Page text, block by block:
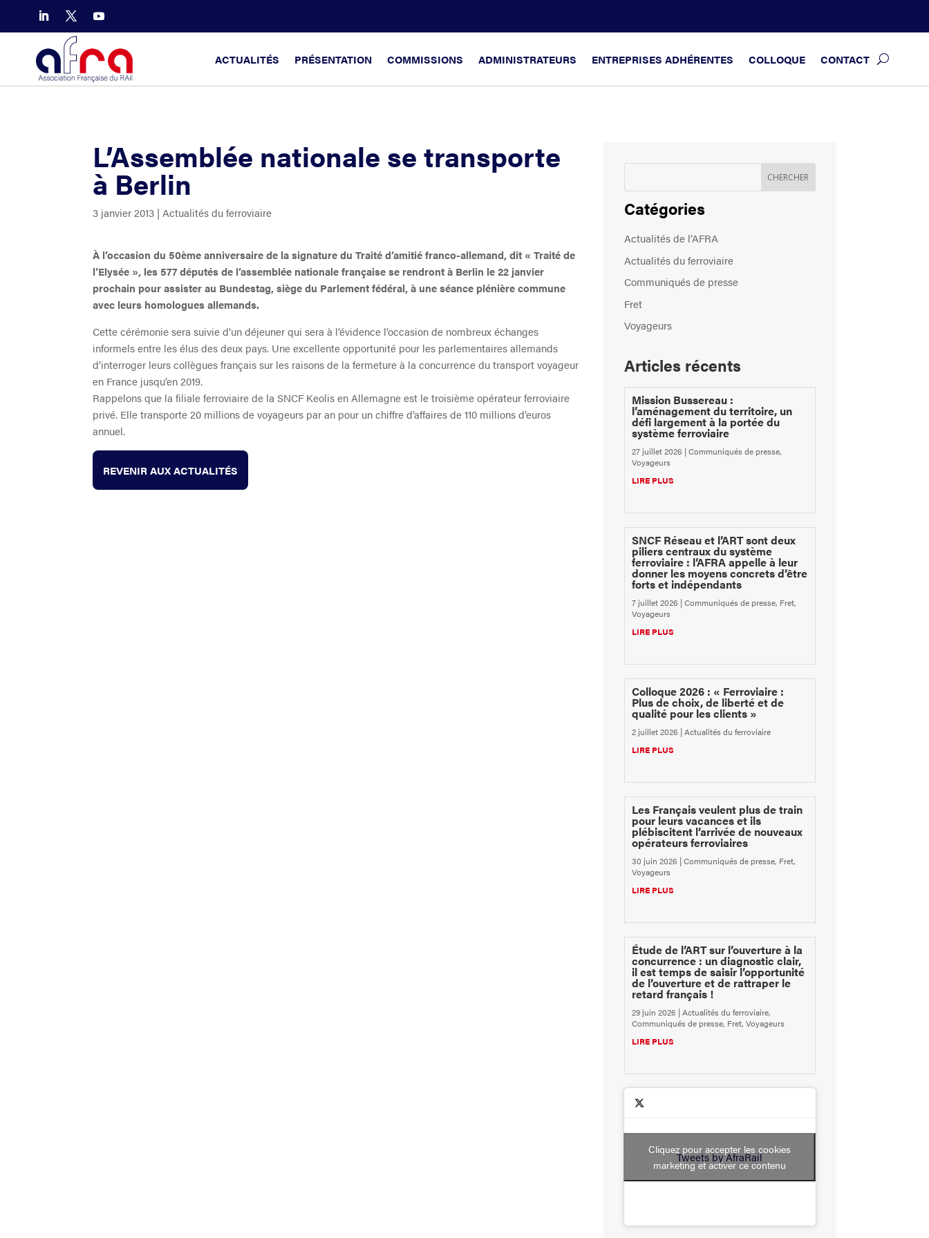
ACTUALITÉS PRÉSENTATION COMMISSIONS ADMINISTRATEURS ENTREPRISES ADHÉRENTES COLLOQUE CONTACT
L’Assemblée nationale se transporte
à Berlin
3 janvier 2013 | Actualités du ferroviaire
À l’occasion du 50ème anniversaire de la signature du Traité d’amitié franco-allemand, dit « Traité de
l’Elysée », les 577 députés de l’assemblée nationale française se rendront à Berlin le 22 janvier
prochain pour assister au Bundestag, siège du Parlement fédéral, à une séance plénière commune
avec leurs homologues allemands.
Cette cérémonie sera suivie d’un déjeuner qui sera à l’évidence l’occasion de nombreux échanges
informels entre les élus des deux pays. Une excellente opportunité pour les parlementaires allemands
d’interroger leurs collègues français sur les raisons de la fermeture à la concurrence du transport voyageur
en France jusqu’en 2019.
Rappelons que la filiale ferroviaire de la SNCF Keolis en Allemagne est le troisième opérateur ferroviaire
privé. Elle transporte 20 millions de voyageurs par an pour un chiffre d’affaires de 110 millions d’euros
annuel.
REVENIR AUX ACTUALITÉS
Catégories
Actualités de l’AFRA
Actualités du ferroviaire
Communiqués de presse
Fret
Voyageurs
Articles récents
Mission Bussereau :
l’aménagement du territoire, un
défi largement à la portée du
système ferroviaire
27 juillet 2026 |Communiqués de presse,
Voyageurs
LIRE PLUS
SNCF Réseau et l’ART sont deux
piliers centraux du système
ferroviaire : l’AFRA appelle à leur
donner les moyens concrets d’être
forts et indépendants
7 juillet 2026 |Communiqués de presse, Fret,
Voyageurs
LIRE PLUS
Colloque 2026 : « Ferroviaire :
Plus de choix, de liberté et de
qualité pour les clients »
2 juillet 2026 |Actualités du ferroviaire
LIRE PLUS
Les Français veulent plus de train
pour leurs vacances et ils
plébiscitent l’arrivée de nouveaux
opérateurs ferroviaires
30 juin 2026 |Communiqués de presse, Fret,
Voyageurs
LIRE PLUS
Étude de l’ART sur l’ouverture à la
concurrence : un diagnostic clair,
il est temps de saisir l’opportunité
de l’ouverture et de rattraper le
retard français !
29 juin 2026 |Actualités du ferroviaire,
Communiqués de presse, Fret, Voyageurs
LIRE PLUS
Tweets by AfraRail
Cliquez pour accepter les cookies
marketing et activer ce contenu